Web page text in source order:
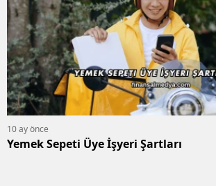
10 ay önce
Yemek Sepeti Üye İşyeri Şartları